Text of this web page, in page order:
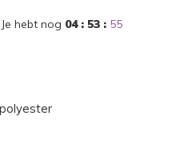
Je hebt nog 04 : 53 : 55